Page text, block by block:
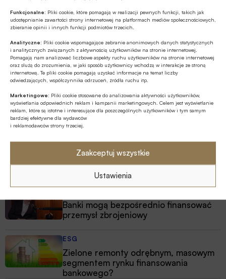
Funkcjonalne: Pliki cookie, które pomagają w realizacji pewnych funkcji, takich jak
udostępnianie zawartości strony internetowej na platformach mediów społecznościowych,
zbieranie opinii i innych funkcji podmiotów trzecich.
Analityczne: Pliki cookie wspomagające zebranie anonimowych danych statystycznych
i analitycznych związanych z aktywnością użytkowników na stronie internetowej.
Pomagają nam analizować liczbowe aspekty ruchu użytkowników na stronie internetowej
oraz służą do zrozumienia, w jaki sposób użytkownicy wchodzą w interakcje ze stroną
internetową. Te pliki cookie pomagają uzyskać informacje na temat liczby
odwiedzających, współczynnika odrzuceń, źródła ruchu itp.
Marketingowe: Pliki cookie stosowane do analizowania aktywności użytkowników,
wyświetlania odpowiednich reklam i kampanii marketingowych. Celem jest wyświetlanie
reklam, które są istotne i interesujące dla poszczególnych użytkowników i tym samym
bardziej efektywne dla wydawców
i reklamodawców strony trzeciej.
Zaakceptuj wszystkie
Ustawienia
Autor
awi
Źródło
aleBank.pl
Polecamy
Banki mogą bezpośrednio finansować
przemysł zbrojeniowy
ESG
Zielone remonty odrębnym, masowym
segmentem rynku finansowania
bankowego?